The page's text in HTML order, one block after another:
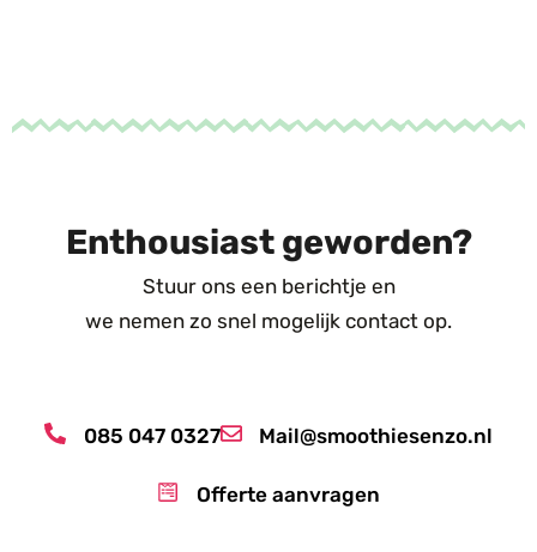
Enthousiast geworden?
Stuur ons een berichtje en
we nemen zo snel mogelijk contact op.
085 047 0327 Mail@smoothiesenzo.nl
Offerte aanvragen